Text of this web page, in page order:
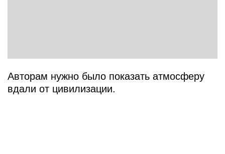
Авторам нужно было показать атмосферу
вдали от цивилизации.